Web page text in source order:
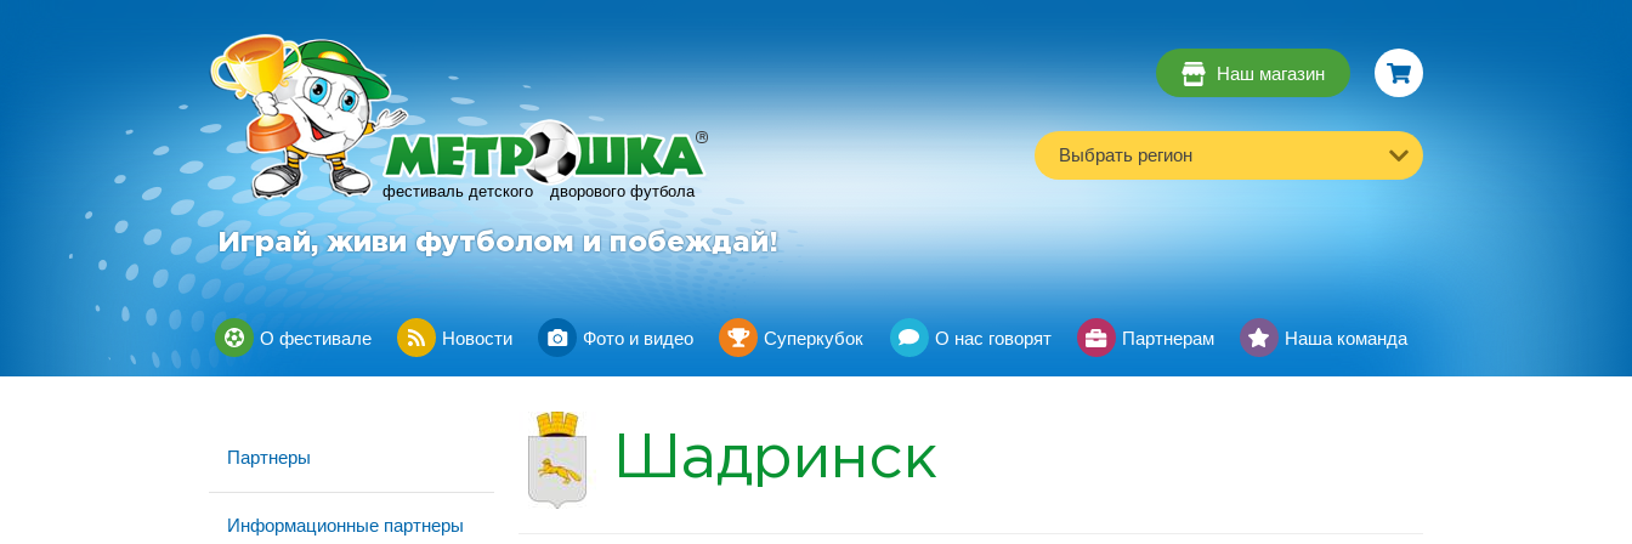
фестиваль детского дворового футбола
R
Играй, живи футболом и побеждай!
Наш магазин
Выбрать регион
О фестивале Новости Фото и видео Суперкубок О нас говорят Партнерам Наша команда
Партнеры
Информационные партнеры
Шадринск